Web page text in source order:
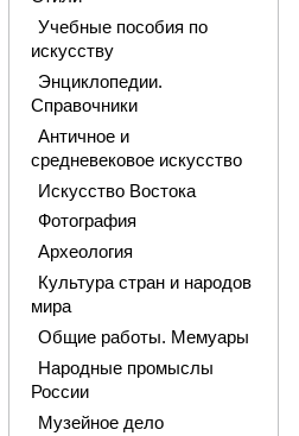
Учебные пособия по
искусству
Энциклопедии.
Справочники
Античное и
средневековое искусство
Искусство Востока
Фотография
Археология
Культура стран и народов
мира
Общие работы. Мемуары
Народные промыслы
России
Музейное дело